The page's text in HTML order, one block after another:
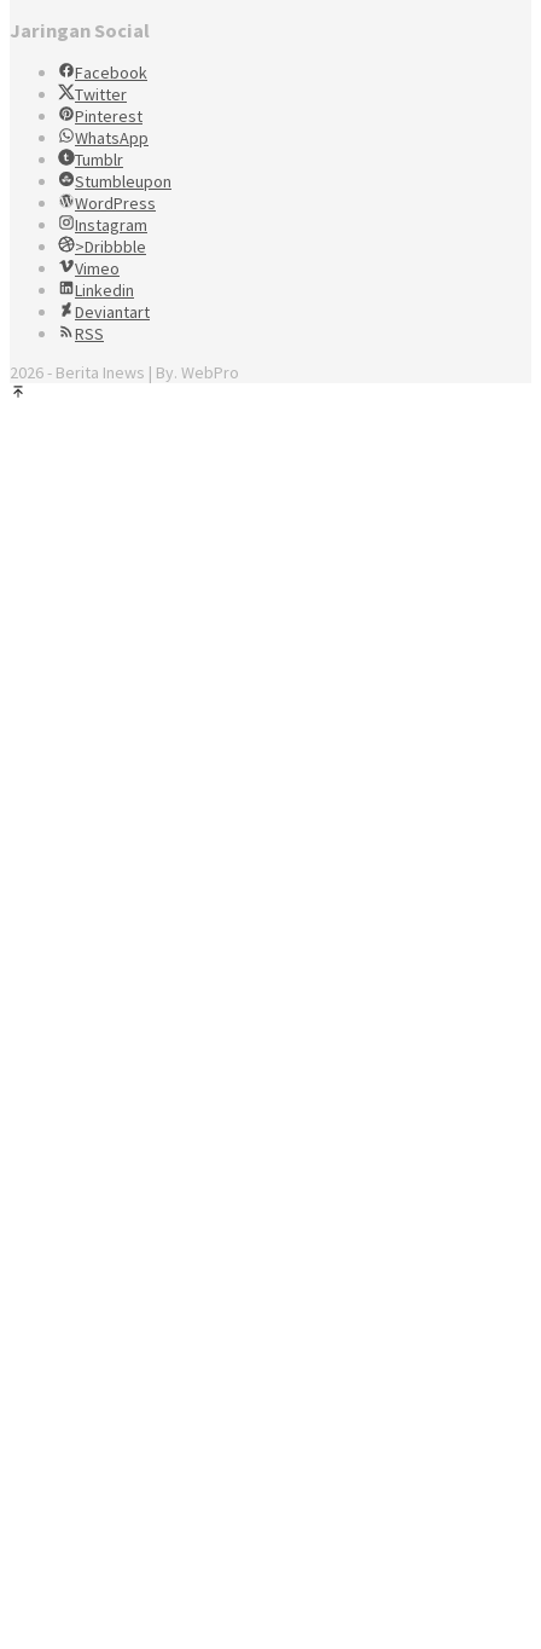
Jaringan Social
Facebook
Twitter
Pinterest
WhatsApp
Tumblr
Stumbleupon
WordPress
Instagram
>Dribbble
Vimeo
Linkedin
Deviantart
RSS
2026 - Berita Inews | By. WebPro